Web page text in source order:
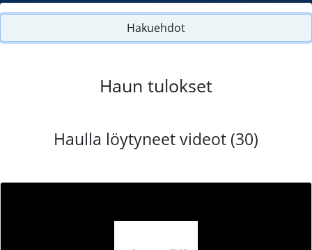
Hakuehdot
Haun tulokset
Haulla löytyneet videot (30)